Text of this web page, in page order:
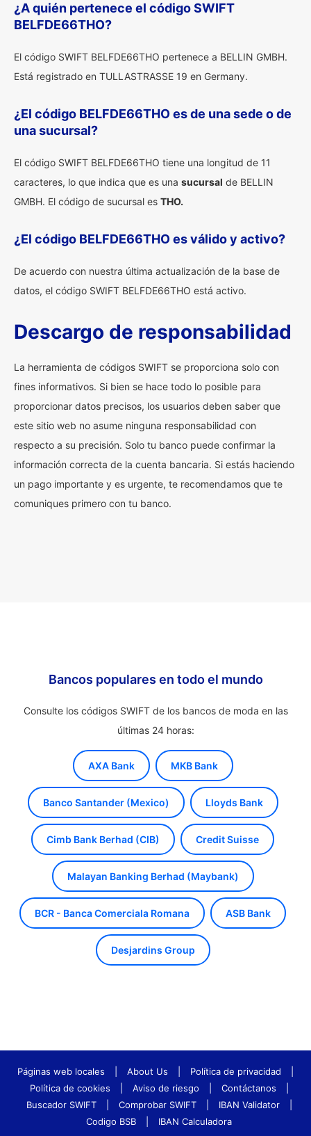
¿A quién pertenece el código SWIFT
BELFDE66THO?
El código SWIFT BELFDE66THO pertenece a BELLIN GMBH.
Está registrado en TULLASTRASSE 19 en Germany.
¿El código BELFDE66THO es de una sede o de
una sucursal?
El código SWIFT BELFDE66THO tiene una longitud de 11
caracteres, lo que indica que es una sucursal de BELLIN
GMBH. El código de sucursal es THO.
¿El código BELFDE66THO es válido y activo?
De acuerdo con nuestra última actualización de la base de
datos, el código SWIFT BELFDE66THO está activo.
Descargo de responsabilidad
La herramienta de códigos SWIFT se proporciona solo con
fines informativos. Si bien se hace todo lo posible para
proporcionar datos precisos, los usuarios deben saber que
este sitio web no asume ninguna responsabilidad con
respecto a su precisión. Solo tu banco puede confirmar la
información correcta de la cuenta bancaria. Si estás haciendo
un pago importante y es urgente, te recomendamos que te
comuniques primero con tu banco.
Bancos populares en todo el mundo
Consulte los códigos SWIFT de los bancos de moda en las
últimas 24 horas:
AXA Bank MKB Bank
Banco Santander (Mexico) Lloyds Bank
Cimb Bank Berhad (CIB) Credit Suisse
Malayan Banking Berhad (Maybank)
BCR - Banca Comerciala Romana ASB Bank
Desjardins Group
Páginas web locales About Us Política de privacidad
Política de cookies
Aviso de riesgo Contáctanos
Buscador SWIFT
Comprobar SWIFT IBAN Validator
Codigo BSB
IBAN Calculadora